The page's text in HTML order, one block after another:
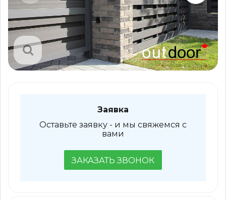
Заявка
Оставьте заявку - и мы свяжемся с
вами
ЗАКАЗАТЬ ЗВОНОК